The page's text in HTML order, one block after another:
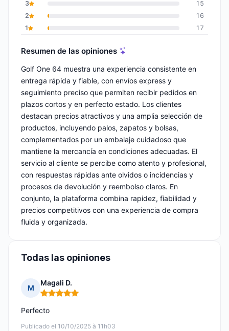
3
15
2
16
1
17
Resumen de las opiniones
Golf One 64 muestra una experiencia consistente en
entrega rápida y fiable, con envíos express y
seguimiento preciso que permiten recibir pedidos en
plazos cortos y en perfecto estado. Los clientes
destacan precios atractivos y una amplia selección de
productos, incluyendo palos, zapatos y bolsas,
complementados por un embalaje cuidadoso que
mantiene la mercancía en condiciones adecuadas. El
servicio al cliente se percibe como atento y profesional,
con respuestas rápidas ante olvidos o incidencias y
procesos de devolución y reembolso claros. En
conjunto, la plataforma combina rapidez, fiabilidad y
precios competitivos con una experiencia de compra
fluida y organizada.
Todas las opiniones
M
Magali D.
Nota: 5 de 5
Publicado el 10/10/2025 à 11h03
Perfecto